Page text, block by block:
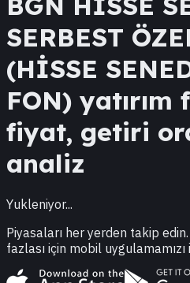
SERBEST
(HİSSE
FON) yatırım
fiyat, getiri
analiz
Yukleniyor...
Piyasaları her yerden takip
fazlası için mobil uygulamamızı